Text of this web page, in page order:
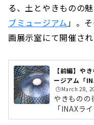
る、土とやきものの
ブミュージアム」。
画展示室にて開催され
【前編】や
ージアム「
🕒️March 28,
やきものの
「INAXラ
た。世界の